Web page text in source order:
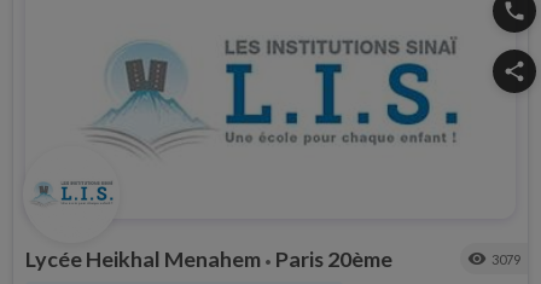
phone
share
Lycée Heikhal Menahem • Paris 20ème visibility 3079